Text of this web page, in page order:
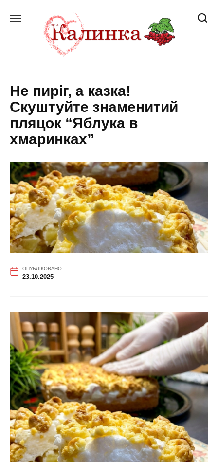
Не пиріг, а казка!
Скуштуйте знаменитий
пляцок “Яблука в
хмаринках”
ОПУБЛІКОВАНО
23.10.2025